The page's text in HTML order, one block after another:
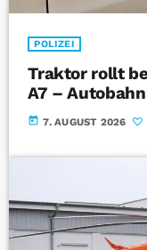
POLIZEI
Traktor rollt
A7 –
today 7. AUGUST 2026